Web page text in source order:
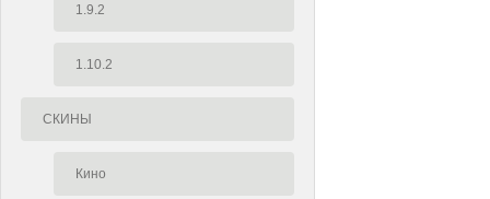
1.9.2
1.10.2
СКИНЫ
Кино